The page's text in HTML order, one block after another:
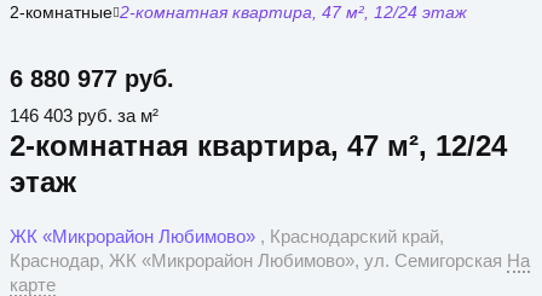
2-комнатные 2-комнатная квартира, 47 м², 12/24 этаж
2-комнатная квартира, 47 м², 12/24
этаж
6 880 977 руб.
ЖК «Микрорайон Любимово» , Краснодарский край,
Краснодар, ЖК «Микрорайон Любимово», ул. Семигорская На
карте
146 403 руб. за м²